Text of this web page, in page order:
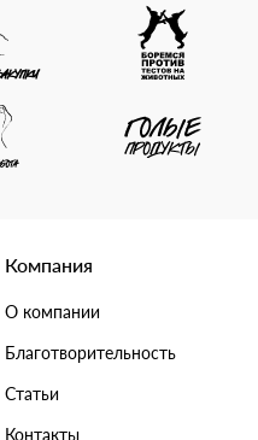
Компания
О компании
Благотворительность
Статьи
Контакты